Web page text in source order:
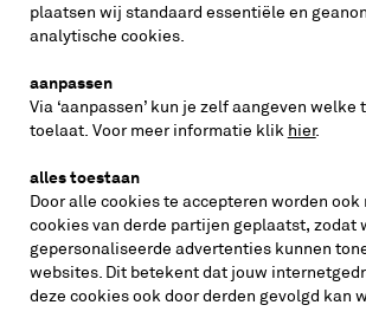
inschrijven
volg ons op
plaatsen wij standaard essentiële en
analytische cookies.
aanpassen
Via ‘aanpassen’ kun je zelf aangeven welke
toelaat. Voor meer informatie klik hier.
alles toestaan
Door alle cookies te accepteren worden
cookies van derde partijen geplaatst, zodat
gepersonaliseerde advertenties kunnen
websites. Dit betekent dat jouw
deze cookies ook door derden gevolgd kan